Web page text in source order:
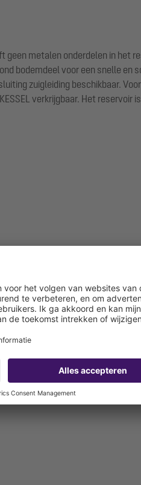
metalen onderdelen in het
bodemdeel voor een snelle en
zuigleiding beschikbaar.
verkrijgbaar. Het